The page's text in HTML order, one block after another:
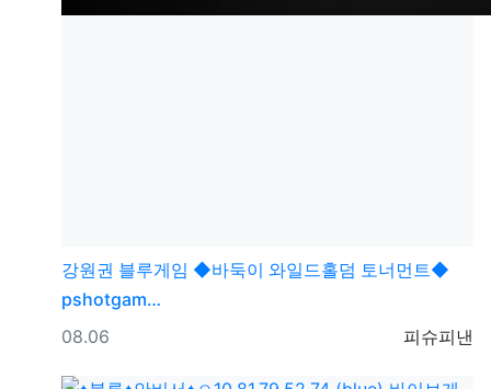
강원권 블루게임 ◆바둑이 와일드홀덤 토너먼트◆
pshotgam…
등록자
피슈피낸
등록일
08.06